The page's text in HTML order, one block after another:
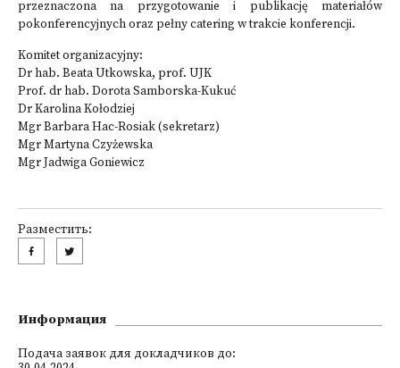
przeznaczona na przygotowanie i publikację materiałów
pokonferencyjnych oraz pełny catering w trakcie konferencji.
Komitet organizacyjny:
Dr hab. Beata Utkowska, prof. UJK
Prof. dr hab. Dorota Samborska-Kukuć
Dr Karolina Kołodziej
Mgr Barbara Hac-Rosiak (sekretarz)
Mgr Martyna Czyżewska
Mgr Jadwiga Goniewicz
Разместить:
Информация
Подача заявок для докладчиков до: